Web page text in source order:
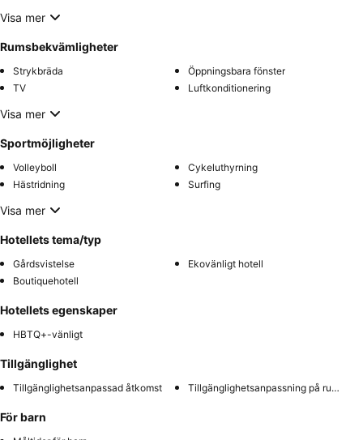
Visa mer
Rumsbekvämligheter
Strykbräda
Öppningsbara fönster
TV
Luftkonditionering
Visa mer
Sportmöjligheter
Volleyboll
Cykeluthyrning
Hästridning
Surfing
Visa mer
Hotellets tema/typ
Gårdsvistelse
Ekovänligt hotell
Boutiquehotell
Hotellets egenskaper
HBTQ+-vänligt
Tillgänglighet
Tillgänglighetsanpassad åtkomst Tillgänglighetsanpassning på rummet
För barn